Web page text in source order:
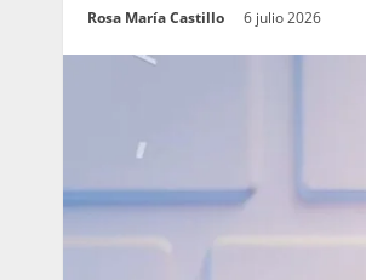
Rosa María Castillo 6 julio 2026